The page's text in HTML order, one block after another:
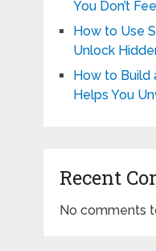
You Don’t
How to Use
Unlock
How to Build
Helps You
Recent
No comments